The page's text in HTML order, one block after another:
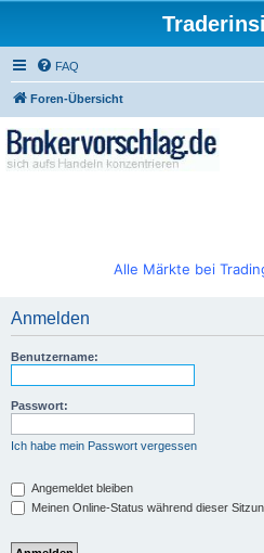
FAQ
Foren-Übersicht
Alle Märkte bei
Anmelden
Benutzername:
Passwort:
Ich habe mein Passwort vergessen
Angemeldet bleiben
Meinen Online-Status während dieser